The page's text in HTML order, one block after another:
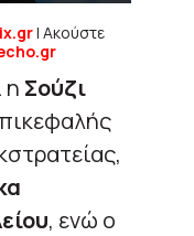
| Ακούστε
η Σούζι
, ενώ ο